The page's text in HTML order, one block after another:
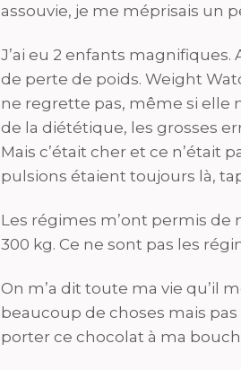
assouvie, je me méprisais un
J’ai eu 2 enfants magnifiques.
de perte de poids. Weight
ne regrette pas, même si elle
de la diététique, les grosses
Mais c’était cher et ce n’était
pulsions étaient toujours là,
Les régimes m’ont permis de
300 kg. Ce ne sont pas les
On m’a dit toute ma vie qu’il
beaucoup de choses mais
porter ce chocolat à ma